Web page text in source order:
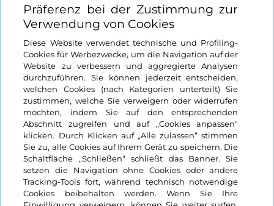
Nützliche Links
Login
Bleiben wir in Kontakt
Präferenz bei der Zustimmung zur
Verwendung von Cookies
Diese Website verwendet technische und Profiling-
Cookies für Werbezwecke, um die Navigation auf der
Website zu verbessern und aggregierte Analysen
durchzuführen. Sie können jederzeit entscheiden,
welchen Cookies (nach Kategorien unterteilt) Sie
zustimmen, welche Sie verweigern oder widerrufen
möchten, indem Sie auf den entsprechenden
Abschnitt zugreifen und auf „Cookies anpassen“
klicken. Durch Klicken auf „Alle zulassen“ stimmen
Sie zu, alle Cookies auf Ihrem Gerät zu speichern. Die
Schaltfläche „Schließen“ schließt das Banner. Sie
setzen die Navigation ohne Cookies oder andere
Tracking-Tools fort, während technisch notwendige
Cookies beibehalten werden. Wenn Sie Ihre